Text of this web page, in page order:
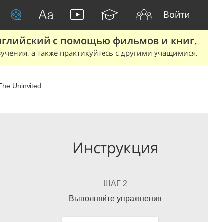
Войти
с помощью фильмов и книг.
а также практикуйтесь с другими учащимися.
Uninvited
Инструкция
ШАГ 2
Выполняйте упражнения